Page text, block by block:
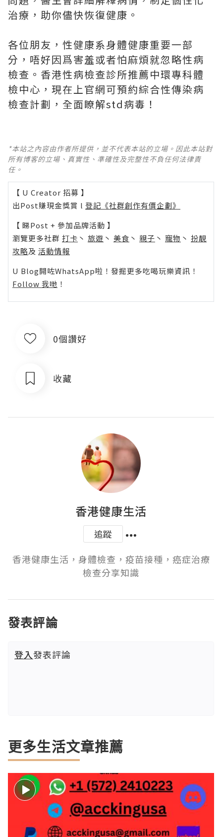
治療，助你儘快恢復健康。
各位朋友，性健康系身體健康重要一部
分，唔好因爲害羞或者怕麻煩就忽略性病
檢查。香港性病檢查診所推薦中環專科體
檢中心，現在上官網可預約綜合性傳染病
檢查計劃，全面瞭解std病毒！
*本站之內容由作者所提供，並不代表本站的立場。因此本站對
所有博客的立場、真實性、準確性及完整性不負任何法律責
任。
【 U Creator 招募 】
出Post賺現金獎賞 l 登記《社群創作有價企劃》
【 睇Post + 參加品牌活動 】
瀏覽更多社群 打卡 丶 旅遊 丶 美食 丶 親子 丶 寵物 丶 扮靚
攻略及 活動情報
U Blog開咗WhatsApp啦！發掘更多吃喝玩樂資訊！
Follow 我哋 ！
0個讚好
收藏
香港健康生活
追蹤
香港健康生活，身體檢查，疫苗接種，癌症治療
檢查分享知識
發表評論
登入發表評論
更多生活文章推薦